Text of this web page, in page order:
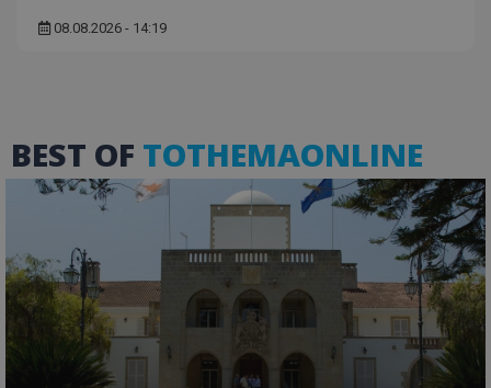
08.08.2026 - 14:19
BEST OF TOTHEMAONLINE
VISITOR_PRIVACY_METADATA
YouTube
.youtube.com